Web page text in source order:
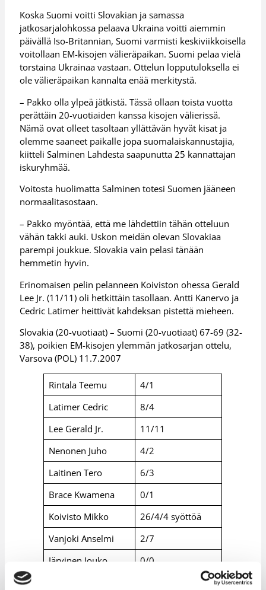
Koska Suomi voitti Slovakian ja samassa
jatkosarjalohkossa pelaava Ukraina voitti aiemmin
päivällä Iso-Britannian, Suomi varmisti keskiviikkoisella
voitollaan EM-kisojen välieräpaikan. Suomi pelaa vielä
torstaina Ukrainaa vastaan. Ottelun lopputuloksella ei
ole välieräpaikan kannalta enää merkitystä.
– Pakko olla ylpeä jätkistä. Tässä ollaan toista vuotta
perättäin 20-vuotiaiden kanssa kisojen välierissä.
Nämä ovat olleet tasoltaan yllättävän hyvät kisat ja
olemme saaneet paikalle jopa suomalaiskannustajia,
kiitteli Salminen Lahdesta saapunutta 25 kannattajan
iskuryhmää.
Voitosta huolimatta Salminen totesi Suomen jääneen
normaalitasostaan.
– Pakko myöntää, että me lähdettiin tähän otteluun
vähän takki auki. Uskon meidän olevan Slovakiaa
parempi joukkue. Slovakia vain pelasi tänään
hemmetin hyvin.
Erinomaisen pelin pelanneen Koiviston ohessa Gerald
Lee Jr. (11/11) oli hetkittäin tasollaan. Antti Kanervo ja
Cedric Latimer heittivät kahdeksan pistettä mieheen.
Slovakia (20-vuotiaat) – Suomi (20-vuotiaat) 67-69 (32-
38), poikien EM-kisojen ylemmän jatkosarjan ottelu,
Varsova (POL) 11.7.2007
Rintala Teemu
4/1
Latimer Cedric
8/4
Lee Gerald Jr.
11/11
Nenonen Juho
4/2
Laitinen Tero
6/3
Brace Kwamena
0/1
Koivisto Mikko
26/4/4 syöttöä
Vanjoki Anselmi
2/7
Järvinen Jouko
0/0